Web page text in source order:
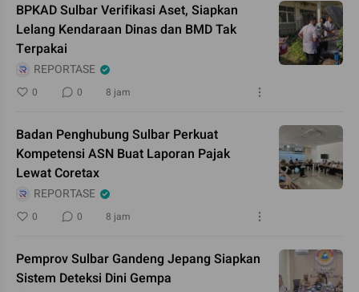
BPKAD Sulbar Verifikasi Aset, Siapkan
Lelang Kendaraan Dinas dan BMD Tak
Terpakai
REPORTASE
0 0 8 jam
Badan Penghubung Sulbar Perkuat
Kompetensi ASN Buat Laporan Pajak
Lewat Coretax
REPORTASE
0 0 8 jam
Pemprov Sulbar Gandeng Jepang Siapkan
Sistem Deteksi Dini Gempa